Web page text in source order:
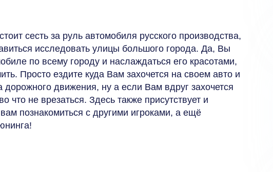
сесть за руль автомобиля русского производства,
исследовать улицы большого города. Да, Вы
по всему городу и наслаждаться его красотами,
Просто ездите куда Вам захочется на своем авто и
дорожного движения, ну а если Вам вдруг захочется
что не врезаться. Здесь также присутствует и
познакомиться с другими игроками, а ещё